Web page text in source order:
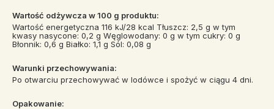
Wartość odżywcza w 100 g produktu:
Wartość energetyczna 116 kJ/28 kcal Tłuszcz: 2,5 g w tym
kwasy nasycone: 0,2 g Węglowodany: 0 g w tym cukry: 0 g
Błonnik: 0,6 g Białko: 1,1 g Sól: 0,08 g
Warunki przechowywania:
Po otwarciu przechowywać w lodówce i spożyć w ciągu 4 dni.
Opakowanie: